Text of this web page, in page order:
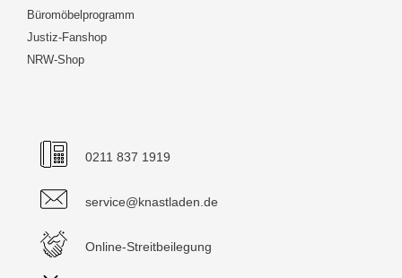
Büromöbelprogramm
Justiz-Fanshop
NRW-Shop
0211 837 1919
service@knastladen.de
Online-Streitbeilegung